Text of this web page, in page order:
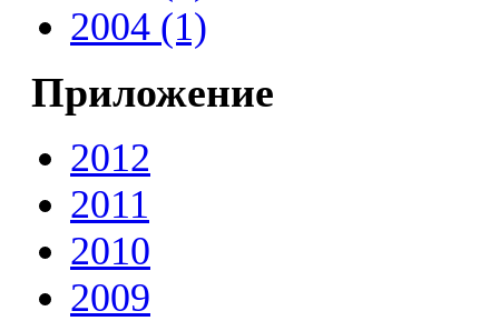
2004 (1)
Приложение
2012
2011
2010
2009